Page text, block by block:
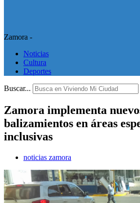
Zamora -
Noticias
Cultura
Deportes
Buscar...
Zamora implementa
balizamientos en áreas
inclusivas
noticias zamora